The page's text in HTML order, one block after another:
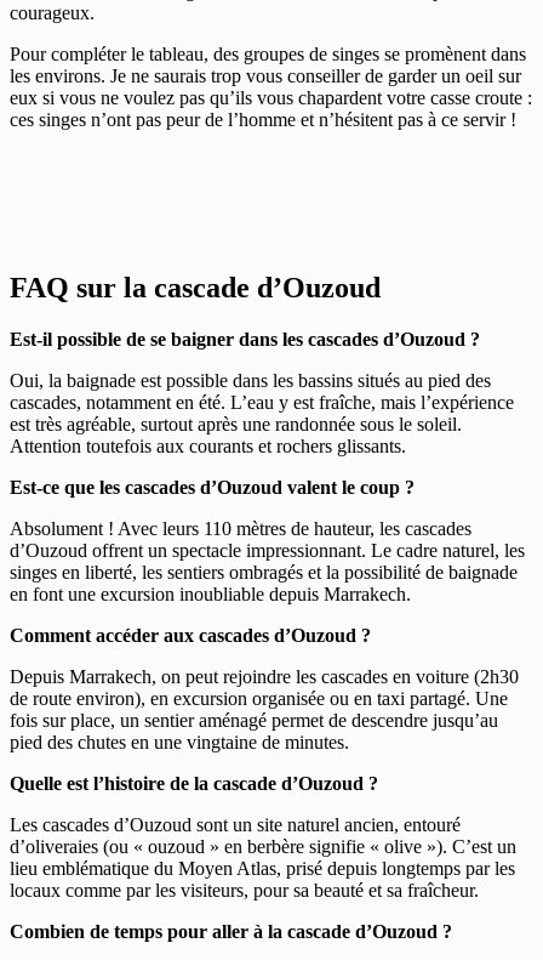
courageux.
Pour compléter le tableau, des groupes de singes se promènent dans
les environs. Je ne saurais trop vous conseiller de garder un oeil sur
eux si vous ne voulez pas qu’ils vous chapardent votre casse croute :
ces singes n’ont pas peur de l’homme et n’hésitent pas à ce servir !
FAQ sur la cascade d’Ouzoud
Est-il possible de se baigner dans les cascades d’Ouzoud ?
Oui, la baignade est possible dans les bassins situés au pied des
cascades, notamment en été. L’eau y est fraîche, mais l’expérience
est très agréable, surtout après une randonnée sous le soleil.
Attention toutefois aux courants et rochers glissants.
Est-ce que les cascades d’Ouzoud valent le coup ?
Absolument ! Avec leurs 110 mètres de hauteur, les cascades
d’Ouzoud offrent un spectacle impressionnant. Le cadre naturel, les
singes en liberté, les sentiers ombragés et la possibilité de baignade
en font une excursion inoubliable depuis Marrakech.
Comment accéder aux cascades d’Ouzoud ?
Depuis Marrakech, on peut rejoindre les cascades en voiture (2h30
de route environ), en excursion organisée ou en taxi partagé. Une
fois sur place, un sentier aménagé permet de descendre jusqu’au
pied des chutes en une vingtaine de minutes.
Quelle est l’histoire de la cascade d’Ouzoud ?
Les cascades d’Ouzoud sont un site naturel ancien, entouré
d’oliveraies (ou « ouzoud » en berbère signifie « olive »). C’est un
lieu emblématique du Moyen Atlas, prisé depuis longtemps par les
locaux comme par les visiteurs, pour sa beauté et sa fraîcheur.
Combien de temps pour aller à la cascade d’Ouzoud ?